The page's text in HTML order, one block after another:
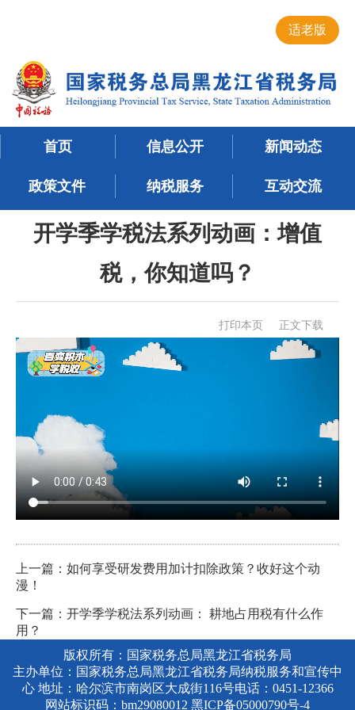
适老版
首页 信息公开 新闻动态
政策文件 纳税服务 互动交流
开学季学税法系列动画：增值
税，你知道吗？
打印本页 正文下载
上一篇：如何享受研发费用加计扣除政策？收好这个动
漫！
下一篇：开学季学税法系列动画： 耕地占用税有什么作
用？
版权所有：国家税务总局黑龙江省税务局
主办单位：国家税务总局黑龙江省税务局纳税服务和宣传中
心 地址：哈尔滨市南岗区大成街116号电话：0451-12366
网站标识码：bm29080012 黑ICP备05000790号-4